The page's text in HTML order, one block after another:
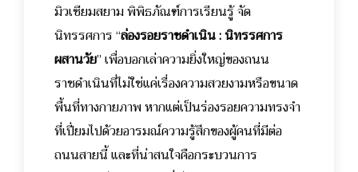
มิวเซียมสยาม พิพิธภัณฑ์การเรียนรู้ จัด
นิทรรศการ “ล่องรอยราชดำเนิน : นิทรรศการ
ผสานวัย” เพื่อบอกเล่าความยิ่งใหญ่ของถนน
ราชดำเนินที่ไม่ใช่แค่เรื่องความสวยงามหรือขนาด
พื้นที่ทางกายภาพ หากแต่เป็นร่องรอยความทรงจำ
ที่เปี่ยมไปด้วยอารมณ์ความรู้สึกของผู้คนที่มีต่อ
ถนนสายนี้ และที่น่าสนใจคือกระบวนการ